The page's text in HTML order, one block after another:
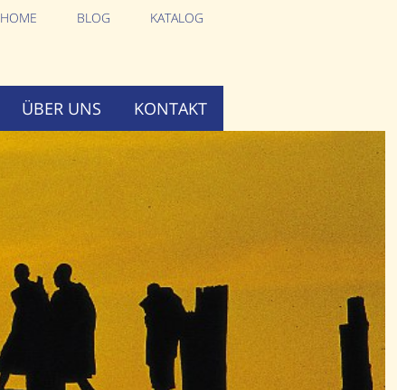
HOME BLOG KATALOG
ÜBER UNS KONTAKT